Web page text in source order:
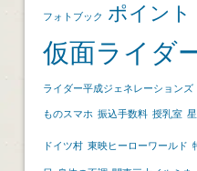
フォトブック ポイント
仮面ライダ
ライダー平成ジェネレーションズ
ものスマホ 振込手数料 授乳室
ドイツ村 東映ヒーローワールド